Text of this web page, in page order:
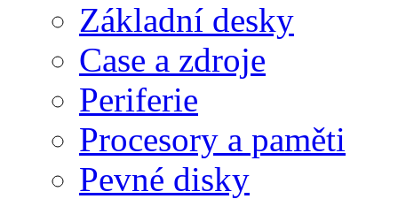
Základní desky
Case a zdroje
Periferie
Procesory a paměti
Pevné disky